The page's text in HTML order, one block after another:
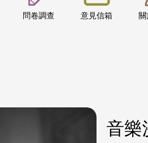
問卷調查 意見信箱
音樂